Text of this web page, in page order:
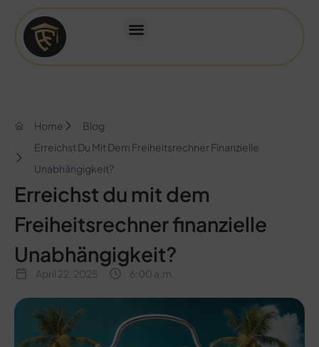
Home
Blog
Erreichst Du Mit Dem Freiheitsrechner Finanzielle
Unabhängigkeit?
Erreichst du mit dem
Freiheitsrechner finanzielle
Unabhängigkeit?
April 22, 2025 6:00 a.m.